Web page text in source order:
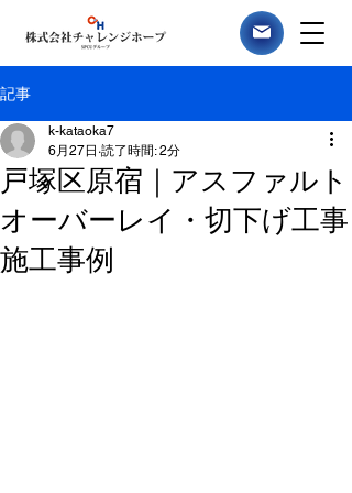
記事
戸塚区原宿｜アスファルト
オーバーレイ・切下げ工事
施工事例
k-kataoka7
6月27日 読了時間: 2分